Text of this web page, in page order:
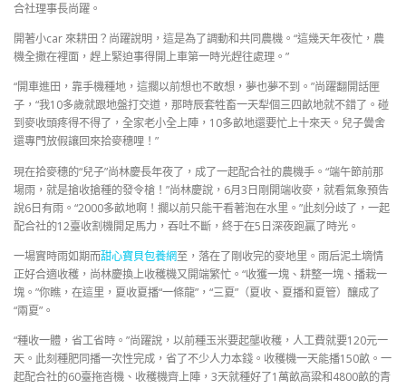
合社理事長尚躍。
開著小car 來耕田？尚躍說明，這是為了調動和共同農機。“這幾天年夜忙，農
機全撒在裡面，趕上緊迫事得開上車第一時光趕往處理。”
“開車進田，靠手機種地，這擱以前想也不敢想，夢也夢不到。”尚躍翻開話匣
子，“我10多歲就跟地盤打交道，那時辰套牲畜一天犁個三四畝地就不錯了。碰
到麥收頭疼得不得了，全家老小全上陣，10多畝地還要忙上十來天。兒子黌舍
還專門放假讓回來拾麥穗哩！”
現在拾麥穗的“兒子”尚林慶長年夜了，成了一起配合社的農機手。“端午節前那
場雨，就是搶收搶種的發令槍！”尚林慶說，6月3日剛開端收麥，就看氣象預告
說6日有雨。“2000多畝地啊！擱以前只能干看著泡在水里。”此刻分歧了，一起
配合社的12臺收割機開足馬力，吞吐不斷，終于在5日深夜跑贏了時光。
一場實時雨如期而甜心寶貝包養網至，落在了剛收完的麥地里。雨后泥土墑情
正好合適收穫，尚林慶換上收穫機又開端繁忙。“收獲一塊、耕整一塊、播栽一
塊。”你瞧，在這里，夏收夏播“一條龍”，“三夏”（夏收、夏播和夏管）釀成了
“兩夏”。
“種收一體，省工省時。”尚躍說，以前種玉米要起壟收穫，人工費就要120元一
天。此刻種肥同播一次性完成，省了不少人力本錢。收穫機一天能播150畝。一
起配合社的60臺拖沓機、收穫機齊上陣，3天就種好了1萬畝高粱和4800畝的青